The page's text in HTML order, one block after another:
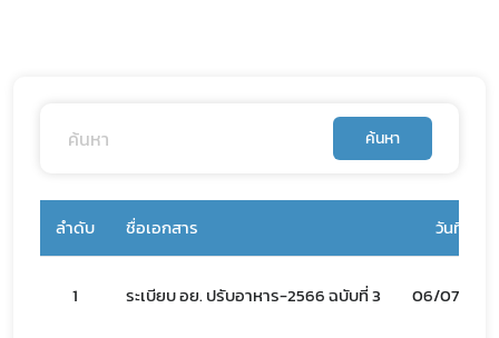
ค้นหา
ลำดับ ชื่อเอกสาร วันที่
1 ระเบียบ อย. ปรับอาหาร-2566 ฉบับที่ 3 06/07/66
เลือกหัวข้อที่ท่านต้องการ Subscribe